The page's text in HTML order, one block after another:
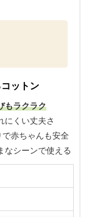
ットン
もラクラク
くい丈夫さ
赤ちゃんも安全
シーンで使える